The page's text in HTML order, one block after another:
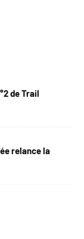
de Trail
relance la